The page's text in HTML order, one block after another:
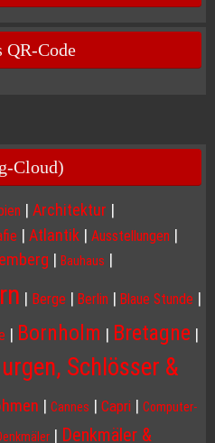
QR-Code
Cloud)
| Architektur |
| Atlantik | Ausstellungen |
| Bauhaus |
| Berge | Berlin | Blaue Stunde |
| Bornholm | Bretagne |
Schlösser &
| Cannes | Capri | Computer-
| Denkmäler &